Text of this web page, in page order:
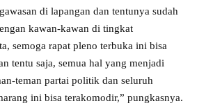
di lapangan dan tentunya sudah
kawan-kawan di tingkat
semoga rapat pleno terbuka ini bisa
tentu saja, semua hal yang menjadi
teman partai politik dan seluruh
ini bisa terakomodir,” pungkasnya.